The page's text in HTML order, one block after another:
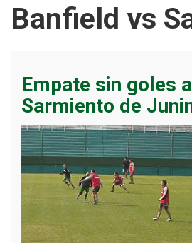
Banfield vs
Empate sin goles
Sarmiento de